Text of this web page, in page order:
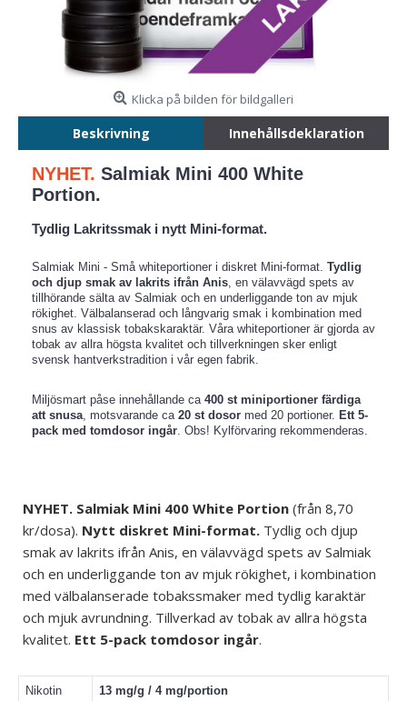
Klicka på bilden för bildgalleri
Beskrivning Innehållsdeklaration
NYHET. Salmiak Mini 400 White
Portion.
Tydlig Lakritssmak i nytt Mini-format.
Salmiak Mini - Små whiteportioner i diskret Mini-format. Tydlig
och djup smak av lakrits ifrån Anis, en välavvägd spets av
tillhörande sälta av Salmiak och en underliggande ton av mjuk
rökighet. Välbalanserad och långvarig smak i kombination med
snus av klassisk tobakskaraktär. Våra whiteportioner är gjorda av
tobak av allra högsta kvalitet och tillverkningen sker enligt
svensk hantverkstradition i vår egen fabrik.
Miljösmart påse innehållande ca 400 st miniportioner färdiga
att snusa, motsvarande ca 20 st dosor med 20 portioner. Ett 5-
pack med tomdosor ingår. Obs! Kylförvaring rekommenderas.
NYHET. Salmiak Mini 400 White Portion (från 8,70
kr/dosa). Nytt diskret Mini-format. Tydlig och djup
smak av lakrits ifrån Anis, en välavvägd spets av Salmiak
och en underliggande ton av mjuk rökighet, i kombination
med välbalanserade tobakssmaker med tydlig karaktär
och mjuk avrundning. Tillverkad av tobak av allra högsta
kvalitet. Ett 5-pack tomdosor ingår.
Nikotin 13 mg/g / 4 mg/portion